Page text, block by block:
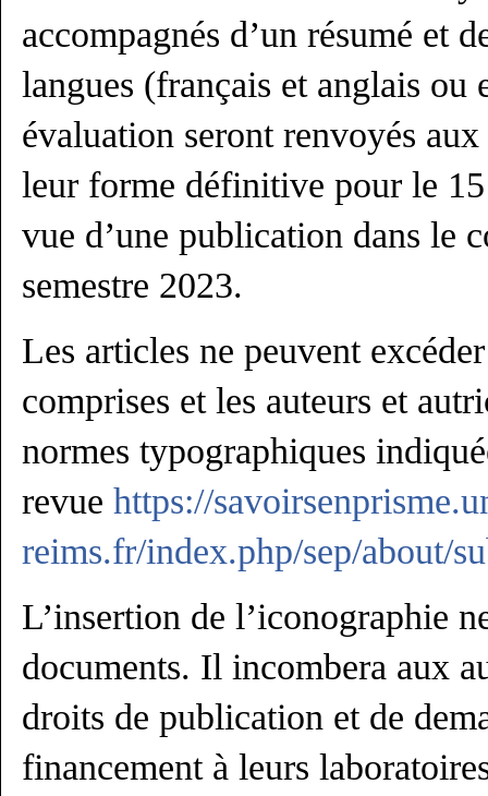
accompagnés d’un résumé et
langues (français et anglais ou
évaluation seront renvoyés
leur forme définitive pour le
vue d’une publication dans le
semestre 2023.
Les articles ne peuvent
comprises et les auteurs et
normes typographiques
revue https://
reims.fr/index.php/sep/about/
L’insertion de l’iconographie
documents. Il incombera aux
droits de publication et de
financement à leurs